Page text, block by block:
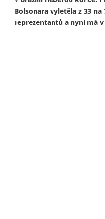
Bolsonara vyletěla z 33 na
reprezentantů a nyní má v